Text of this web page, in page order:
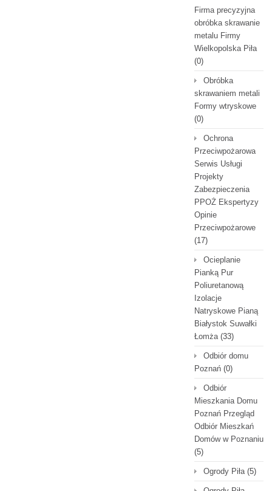
Firma precyzyjna
obróbka skrawanie
metalu Firmy
Wielkopolska Piła
(0)
Obróbka
skrawaniem metali
Formy wtryskowe
(0)
Ochrona
Przeciwpożarowa
Serwis Usługi
Projekty
Zabezpieczenia
PPOŻ Ekspertyzy
Opinie
Przeciwpożarowe
(17)
Ocieplanie
Pianką Pur
Poliuretanową
Izolacje
Natryskowe Pianą
Białystok Suwałki
Łomża(33)
Odbiór domu
Poznań (0)
Odbiór
Mieszkania Domu
Poznań Przegląd
Odbiór Mieszkań
Domów w Poznaniu
(5)
Ogrody Piła(5)